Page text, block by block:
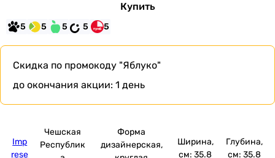
Купить
5 5 5 5 5
Скидка по промокоду "Яблуко"
до окончания акции: 1 день
Imp
rese
Чешская
Республик
Форма
дизайнерская,
Ширина,
см: 35.8
Глубина,
см: 35.8